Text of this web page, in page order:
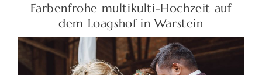
Farbenfrohe multikulti-Hochzeit auf
dem Loagshof in Warstein